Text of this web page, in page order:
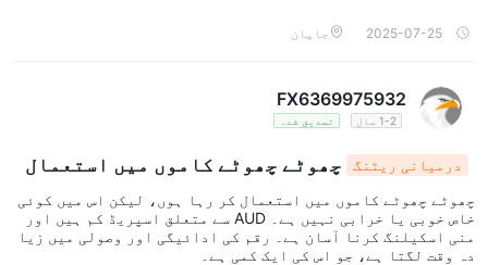
2025-07-25 جاپان
FX6369975932
1-2 سال تصدیق شدہ
درمیانی ریٹنگ
چھوٹے چھوٹے کاموں میں استعمال
بی نہیں ہے۔
چھوٹے چھوٹے کاموں میں استعمال کر رہا ہوں، لیکن اس میں کوئی
خاص خوبی یا خرابی نہیں ہے۔ AUD سے متعلق اسپریڈ کم ہیں اور
منی اسکیلنگ کرنا آسان ہے۔ رقم کی ادائیگی اور وصولی میں زیا
دہ وقت لگتا ہے، جو اس کی ایک کمی ہے۔